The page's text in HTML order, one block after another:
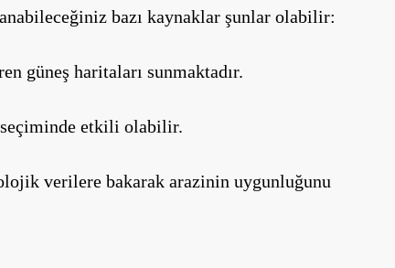
bazı kaynaklar şunlar olabilir:
güneş haritaları sunmaktadır.
etkili olabilir.
verilere bakarak arazinin uygunluğunu